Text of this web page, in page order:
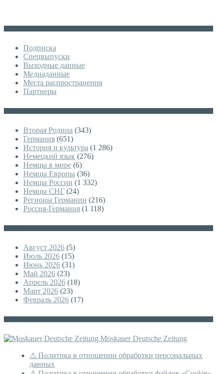
Подписка
Спецвыпуски
Выходные данные
Медиаданные
Места распространения
Партнеры
Вторая Родина (343)
Германия (651)
История и культура (1 286)
Немецкий язык (276)
Немцы в мире (6)
Немцы Европы (36)
Немцы России (1 332)
Немцы СНГ (24)
Регионы Германии (216)
Россия-Германия (1 118)
Август 2026 (5)
Июль 2026 (15)
Июнь 2026 (31)
Май 2026 (23)
Апрель 2026 (18)
Март 2026 (23)
Февраль 2026 (17)
Moskauer Deutsche Zeitung
⚠ Политика в отношении обработки персональных
данных